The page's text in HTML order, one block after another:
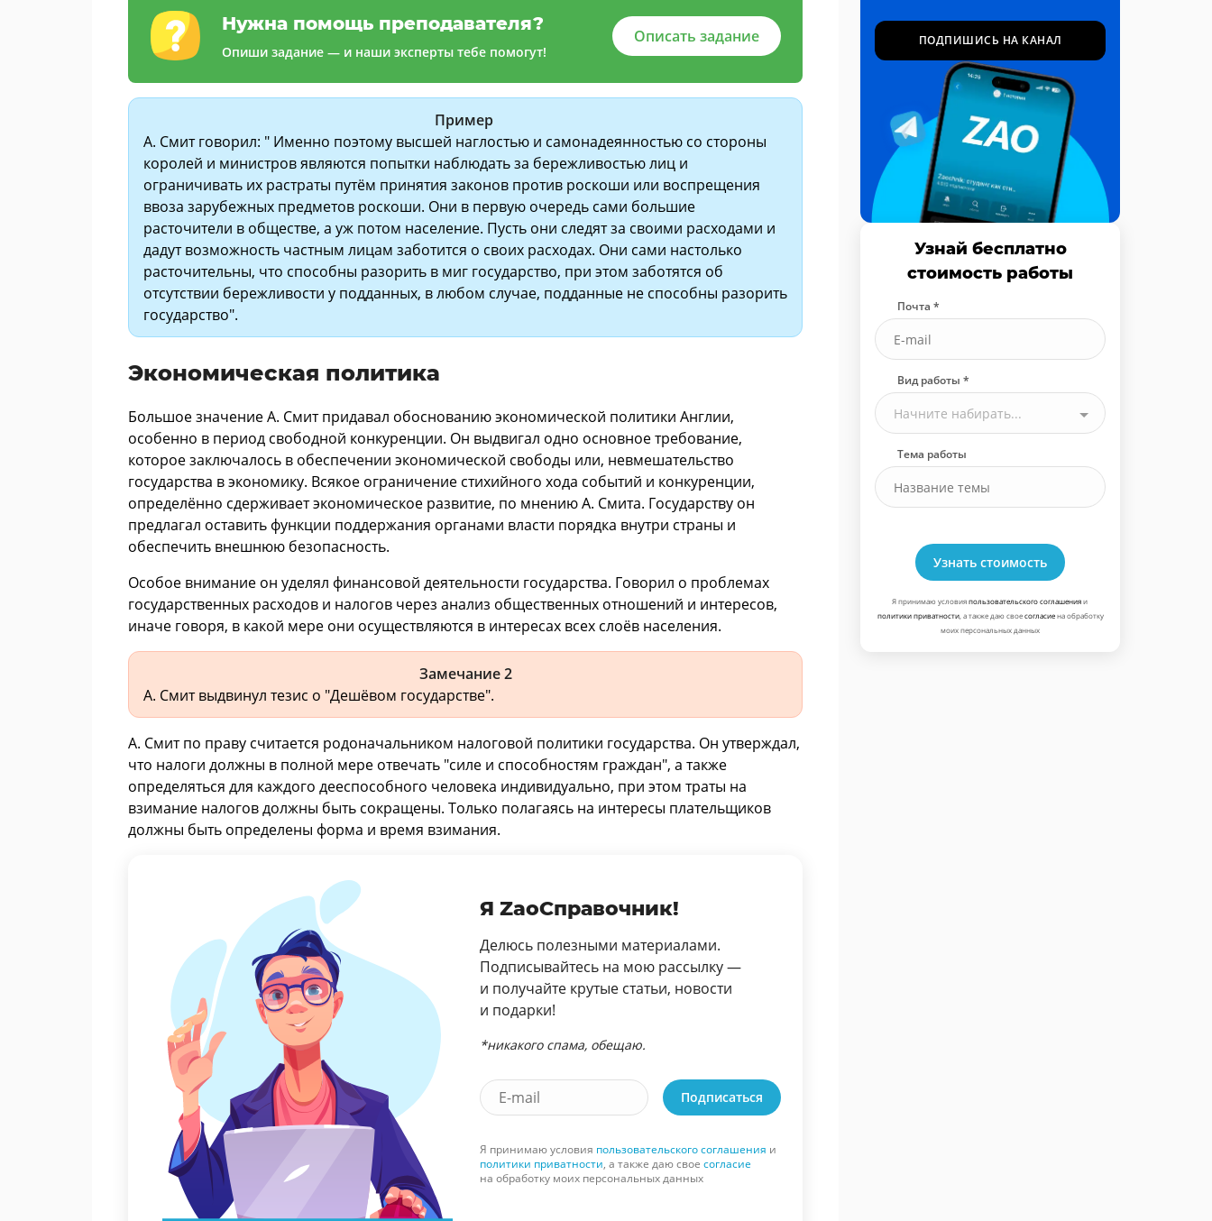
Нужна помощь преподавателя?
Опиши задание — и наши эксперты тебе помогут!
Описать задание
Пример
А. Смит говорил: " Именно поэтому высшей наглостью и самонадеянностью со стороны
королей и министров являются попытки наблюдать за бережливостью лиц и
ограничивать их растраты путём принятия законов против роскоши или воспрещения
ввоза зарубежных предметов роскоши. Они в первую очередь сами большие
расточители в обществе, а уж потом население. Пусть они следят за своими расходами и
дадут возможность частным лицам заботится о своих расходах. Они сами настолько
расточительны, что способны разорить в миг государство, при этом заботятся об
отсутствии бережливости у подданных, в любом случае, подданные не способны разорить
государство".
Экономическая политика
Большое значение А. Смит придавал обоснованию экономической политики Англии,
особенно в период свободной конкуренции. Он выдвигал одно основное требование,
которое заключалось в обеспечении экономической свободы или, невмешательство
государства в экономику. Всякое ограничение стихийного хода событий и конкуренции,
определённо сдерживает экономическое развитие, по мнению А. Смита. Государству он
предлагал оставить функции поддержания органами власти порядка внутри страны и
обеспечить внешнюю безопасность.
Особое внимание он уделял финансовой деятельности государства. Говорил о проблемах
государственных расходов и налогов через анализ общественных отношений и интересов,
иначе говоря, в какой мере они осуществляются в интересах всех слоёв населения.
Замечание 2
А. Смит выдвинул тезис о "Дешёвом государстве".
А. Смит по праву считается родоначальником налоговой политики государства. Он утверждал,
что налоги должны в полной мере отвечать "силе и способностям граждан", а также
определяться для каждого дееспособного человека индивидуально, при этом траты на
взимание налогов должны быть сокращены. Только полагаясь на интересы плательщиков
должны быть определены форма и время взимания.
Я ZaoСправочник!
Делюсь полезными материалами.
Подписывайтесь на мою рассылку —
и получайте крутые статьи, новости
и подарки!
*никакого спама, обещаю.
Подписаться
Я принимаю условия пользовательского соглашения и
политики приватности, а также даю свое согласие
на обработку моих персональных данных
ПОДПИШИСЬ НА КАНАЛ
Узнай бесплатно
стоимость работы
Почта *
Вид работы *
Начните набирать...
Тема работы
Узнать стоимость
Я принимаю условияпользовательского соглашенияи
политики приватности, а также даю своесогласиена обработку
моих персональных данных